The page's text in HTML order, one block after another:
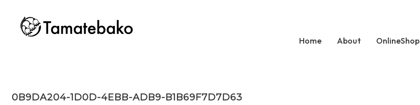
Home About OnlineShop
0B9DA204-1D0D-4EBB-ADB9-B1B69F7D7D63